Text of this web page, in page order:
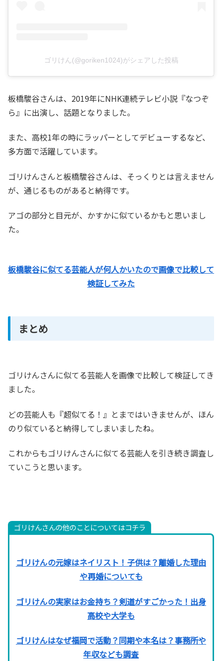
ゴリけん(@goriken1024)がシェアした投稿
板橋駿谷さんは、2019年にNHK連続テレビ小説『なつぞ
ら』に出演し、話題となりました。
また、高校1年の時にラッパーとしてデビューするなど、
多方面で活躍しています。
ゴリけんさんと板橋駿谷さんは、そっくりとは言えません
が、通じるものがあると納得です。
アゴの部分と目元が、かすかに似ているかもと思いまし
た。
板橋駿谷に似てる芸能人が何人かいたので画像で比較して
検証してみた
まとめ
ゴリけんさんに似てる芸能人を画像で比較して検証してき
ました。
どの芸能人も『超似てる！』とまではいきませんが、ほん
のり似ていると納得してしまいましたね。
これからもゴリけんさんに似てる芸能人を引き続き調査し
ていこうと思います。
ゴリけんさんの他のことについてはコチラ
ゴリけんの元嫁はネイリスト！子供は？離婚した理由
や再婚についても
ゴリけんの実家はお金持ち？剣道がすごかった！出身
高校や大学も
ゴリけんはなぜ福岡で活動？同期や本名は？事務所や
年収なども調査